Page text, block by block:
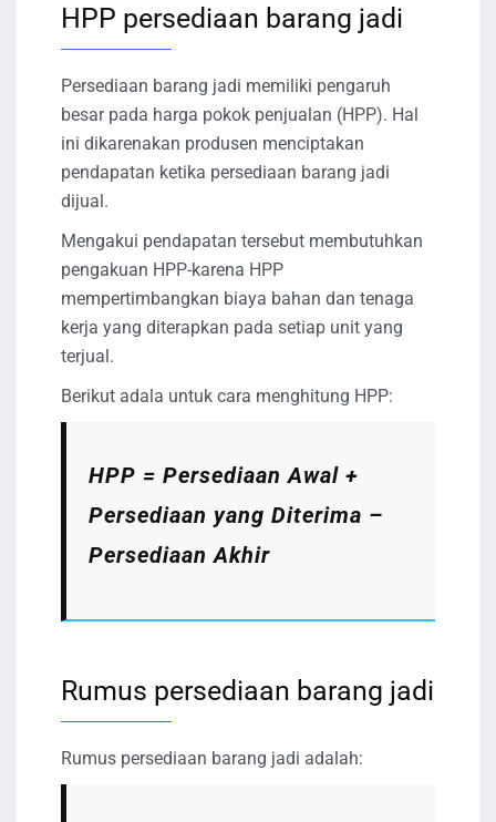
HPP persediaan barang jadi
Persediaan barang jadi memiliki pengaruh
besar pada harga pokok penjualan (HPP). Hal
ini dikarenakan produsen menciptakan
pendapatan ketika persediaan barang jadi
dijual.
Mengakui pendapatan tersebut membutuhkan
pengakuan HPP-karena HPP
mempertimbangkan biaya bahan dan tenaga
kerja yang diterapkan pada setiap unit yang
terjual.
Berikut adala untuk cara menghitung HPP:
HPP = Persediaan Awal +
Persediaan yang Diterima –
Persediaan Akhir
Rumus persediaan barang jadi
Rumus persediaan barang jadi adalah: